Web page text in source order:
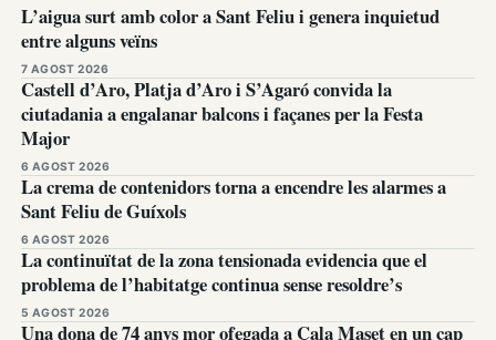
L’aigua surt amb color a Sant Feliu i genera inquietud
entre alguns veïns
7 AGOST 2026
Castell d’Aro, Platja d’Aro i S’Agaró convida la
ciutadania a engalanar balcons i façanes per la Festa
Major
6 AGOST 2026
La crema de contenidors torna a encendre les alarmes a
Sant Feliu de Guíxols
6 AGOST 2026
La continuïtat de la zona tensionada evidencia que el
problema de l’habitatge continua sense resoldre’s
5 AGOST 2026
Una dona de 74 anys mor ofegada a Cala Maset en un cap